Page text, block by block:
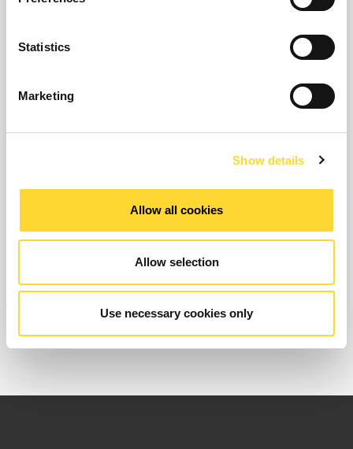
Statistics
Marketing
Show details
Allow all cookies
Allow selection
Use necessary cookies only
L’acquisition de données et la fourniture de systèmes
La surveillance et la sûreté, y compris des caméras
Les systèmes d’éclairage intelligents
SUGGESTED TECHNOLOGY